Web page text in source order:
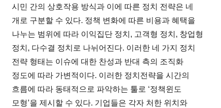
시민 간의 상호작용 방식과 이에 따른 정치 전략은 네
개로 구분할 수 있다. 정책 변화에 따른 비용과 혜택을
나누는 범위에 따라 이익집단 정치, 고객형 정치, 창업형
정치, 다수결 정치로 나뉘어진다. 이러한 네 가지 정치
전략 형태는 이슈에 대한 찬성과 반대 측의 조직화
정도에 따라 가변적이다. 이러한 정치전략을 시간의
흐름에 따라 동태적으로 파악하는 툴로 ‘정책윈도
모형’을 제시할 수 있다. 기업들은 각자 처한 위치와